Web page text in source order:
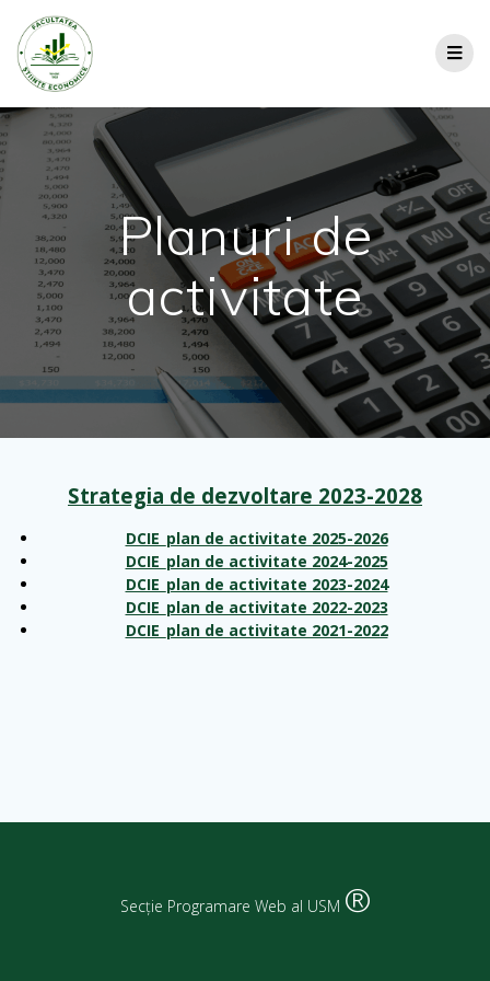
Planuri de
activitate
Strategia de dezvoltare 2023-2028
DCIE_plan de activitate 2025-2026
DCIE_plan de activitate 2024-2025
DCIE_plan de activitate 2023-2024
DCIE_plan de activitate 2022-2023
DCIE_plan de activitate 2021-2022
Secție Programare Web al USM ®